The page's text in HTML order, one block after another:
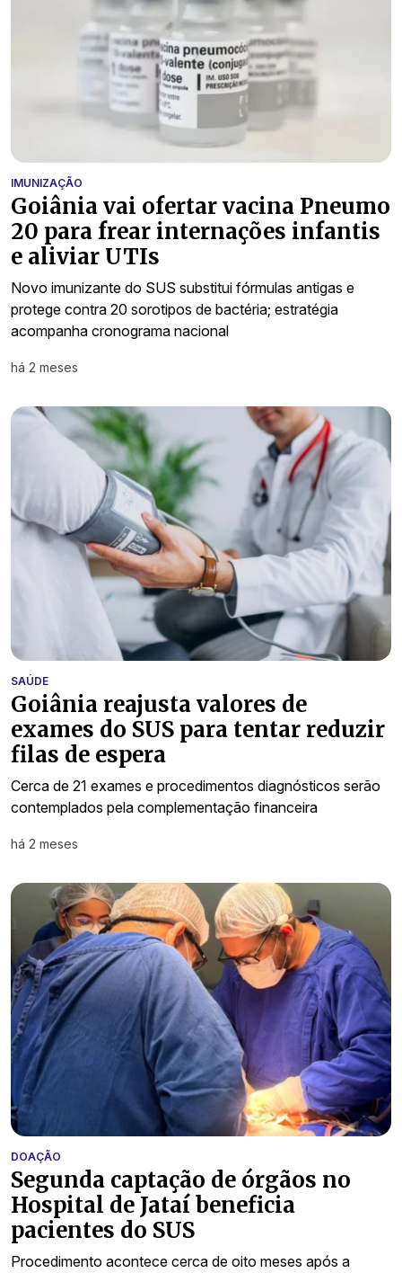
IMUNIZAÇÃO
Goiânia vai ofertar vacina Pneumo
20 para frear internações infantis
e aliviar UTIs
Novo imunizante do SUS substitui fórmulas antigas e
protege contra 20 sorotipos de bactéria; estratégia
acompanha cronograma nacional
há 2 meses
SAÚDE
Goiânia reajusta valores de
exames do SUS para tentar reduzir
filas de espera
Cerca de 21 exames e procedimentos diagnósticos serão
contemplados pela complementação financeira
há 2 meses
DOAÇÃO
Segunda captação de órgãos no
Hospital de Jataí beneficia
pacientes do SUS
Procedimento acontece cerca de oito meses após a